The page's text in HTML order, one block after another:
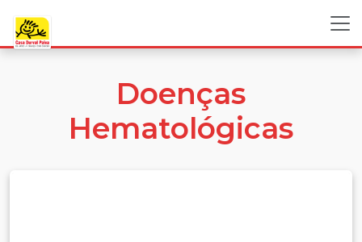
Doenças
Hematológicas